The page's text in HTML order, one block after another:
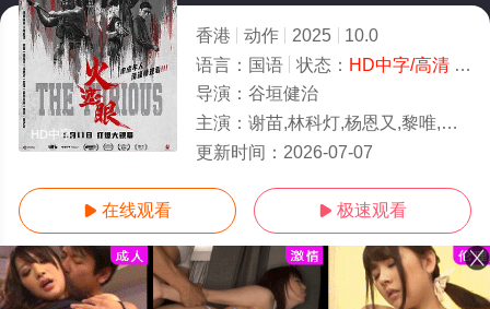
HD中字
香港 动作 2025
10.0
语言： 国语 状态： HD中字/高清- 免费在线观看
导演： 谷垣健治
主演： 谢苗,林科灯,杨恩又,黎唯,岩永丞威,萨哈贾克·波斯安吉特,玛娜莎楠·潘叻翁固
更新时间： 2026-07-07
 在线观看  极速观看